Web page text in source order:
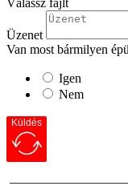
Üzenet
Van most bármilyen
Igen
Nem
Küldés